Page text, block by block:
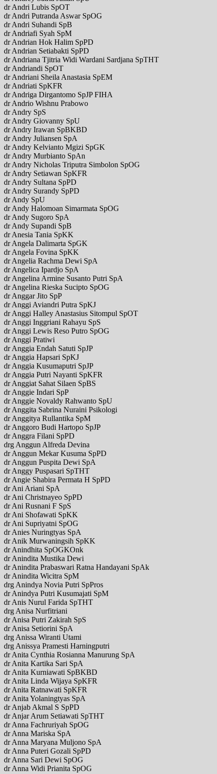
dr Andri Lubis SpOT
dr Andri Putranda Aswar SpOG
dr Andri Suhandi SpB
dr Andriafi Syah SpM
dr Andrian Hok Halim SpPD
dr Andrian Setiabakti SpPD
dr Andriana Tjitria Widi Wardani Sardjana SpTHT
dr Andriandi SpOT
dr Andriani Sheila Anastasia SpEM
dr Andriati SpKFR
dr Andriga Dirgantomo SpJP FIHA
dr Andrio Wishnu Prabowo
dr Andry SpS
dr Andry Giovanny SpU
dr Andry Irawan SpBKBD
dr Andry Juliansen SpA
dr Andry Kelvianto Mgizi SpGK
dr Andry Murbianto SpAn
dr Andry Nicholas Triputra Simbolon SpOG
dr Andry Setiawan SpKFR
dr Andry Sultana SpPD
dr Andry Surandy SpPD
dr Andy SpU
dr Andy Halomoan Simarmata SpOG
dr Andy Sugoro SpA
dr Andy Supandi SpB
dr Anesia Tania SpKK
dr Angela Dalimarta SpGK
dr Angela Fovina SpKK
dr Angelia Rachma Dewi SpA
dr Angelica Ipardjo SpA
dr Angelina Armine Susanto Putri SpA
dr Angelina Rieska Sucipto SpOG
dr Anggar Jito SpP
dr Anggi Aviandri Putra SpKJ
dr Anggi Halley Anastasius Sitompul SpOT
dr Anggi Inggriani Rahayu SpS
dr Anggi Lewis Reso Putro SpOG
dr Anggi Pratiwi
dr Anggia Endah Satuti SpJP
dr Anggia Hapsari SpKJ
dr Anggia Kusumaputri SpJP
dr Anggia Putri Nayanti SpKFR
dr Anggiat Sahat Silaen SpBS
dr Anggie Indari SpP
dr Anggie Novaldy Rahwanto SpU
dr Anggita Sabrina Nuraini Psikologi
dr Anggitya Rullantika SpM
dr Anggoro Budi Hartopo SpJP
dr Anggra Filani SpPD
drg Anggun Alfreda Devina
dr Anggun Mekar Kusuma SpPD
dr Anggun Puspita Dewi SpA
dr Anggy Puspasari SpTHT
dr Angie Shabira Permata H SpPD
dr Ani Ariani SpA
dr Ani Christnayeo SpPD
dr Ani Rusnani F SpS
dr Ani Shofawati SpKK
dr Ani Supriyatni SpOG
dr Anies Nuringtyas SpA
dr Anik Murwaningsih SpKK
dr Anindhita SpOGKOnk
dr Anindita Mustika Dewi
dr Anindita Prabaswari Ratna Handayani SpAk
dr Anindita Wicitra SpM
drg Anindya Novia Putri SpPros
dr Anindya Putri Kusumajati SpM
dr Anis Nurul Farida SpTHT
drg Anisa Nurfitriani
dr Anisa Putri Zakirah SpS
dr Anisa Setiorini SpA
drg Anissa Wiranti Utami
drg Anissya Pramesti Harningputri
dr Anita Cynthia Rosianna Manurung SpA
dr Anita Kartika Sari SpA
dr Anita Kurniawati SpBKBD
dr Anita Linda Wijaya SpKFR
dr Anita Ratnawati SpKFR
dr Anita Yolaningtyas SpA
dr Anjab Akmal S SpPD
dr Anjar Arum Setiawati SpTHT
dr Anna Fachruriyah SpOG
dr Anna Mariska SpA
dr Anna Maryana Muljono SpA
dr Anna Puteri Gozali SpPD
dr Anna Sari Dewi SpOG
dr Anna Widi Prianita SpOG